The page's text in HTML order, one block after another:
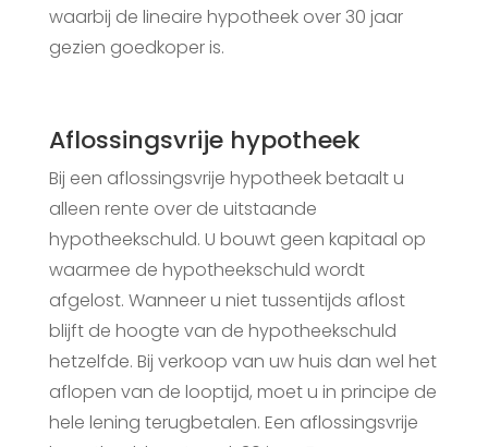
waarbij de lineaire hypotheek over 30 jaar
gezien goedkoper is.
Aflossingsvrije hypotheek
Bij een aflossingsvrije hypotheek betaalt u
alleen rente over de uitstaande
hypotheekschuld. U bouwt geen kapitaal op
waarmee de hypotheekschuld wordt
afgelost. Wanneer u niet tussentijds aflost
blijft de hoogte van de hypotheekschuld
hetzelfde. Bij verkoop van uw huis dan wel het
aflopen van de looptijd, moet u in principe de
hele lening terugbetalen. Een aflossingsvrije